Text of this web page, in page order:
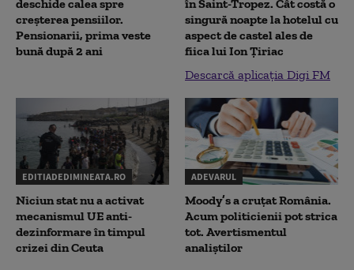
deschide calea spre
creșterea pensiilor.
Pensionarii, prima veste
bună după 2 ani
în Saint-Tropez. Cât costă o
singură noapte la hotelul cu
aspect de castel ales de
fiica lui Ion Țiriac
Descarcă aplicația Digi FM
EDITIADEDIMINEATA.RO
Niciun stat nu a activat
mecanismul UE anti-
dezinformare în timpul
crizei din Ceuta
ADEVARUL
Moody’s a cruțat România.
Acum politicienii pot strica
tot. Avertismentul
analiștilor